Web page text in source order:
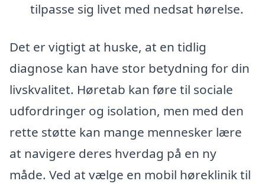
tilpasse sig livet med nedsat hørelse.
Det er vigtigt at huske, at en tidlig
diagnose kan have stor betydning for din
livskvalitet. Høretab kan føre til sociale
udfordringer og isolation, men med den
rette støtte kan mange mennesker lære
at navigere deres hverdag på en ny
måde. Ved at vælge en mobil høreklinik til